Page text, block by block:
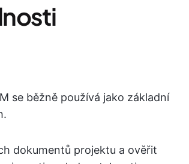
se běžně používá jako základní
dokumentů projektu a ověřit